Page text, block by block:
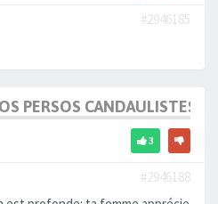
#2946185
PERSOS CANDAULISTES
3
#2946188